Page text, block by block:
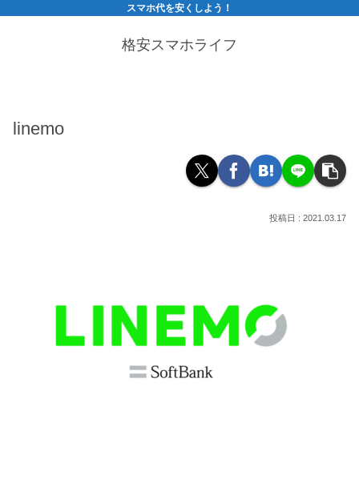
スマホ代を安くしよう！
格安スマホライフ
linemo
2021.03.17